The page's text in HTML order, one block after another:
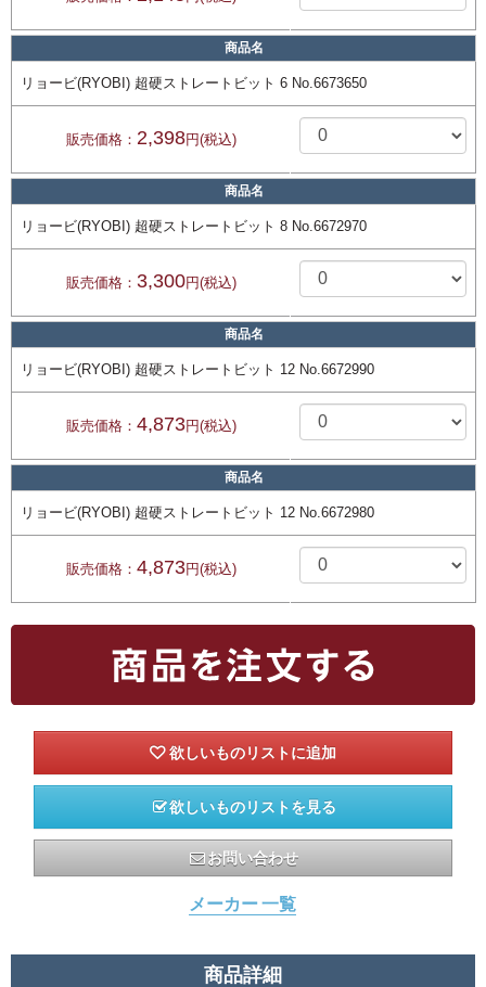
商品名
リョービ(RYOBI) 超硬ストレートビット 6 No.6673650
販売価格： 2,398円(税込)
商品名
リョービ(RYOBI) 超硬ストレートビット 8 No.6672970
販売価格： 3,300円(税込)
商品名
リョービ(RYOBI) 超硬ストレートビット 12 No.6672990
販売価格： 4,873円(税込)
商品名
リョービ(RYOBI) 超硬ストレートビット 12 No.6672980
販売価格： 4,873円(税込)
欲しいものリストを見る
お問い合わせ
メーカー 一覧
商品詳細